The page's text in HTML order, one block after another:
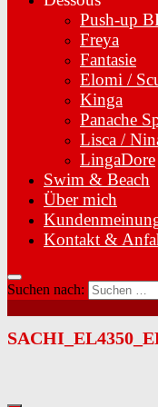
Push-up
Freya
Fantasie
Elomi /
Kinga
Panache
Lisca /
LingaDore
Swim & Beach
Über mich
Kontakt &
Suchen nach: